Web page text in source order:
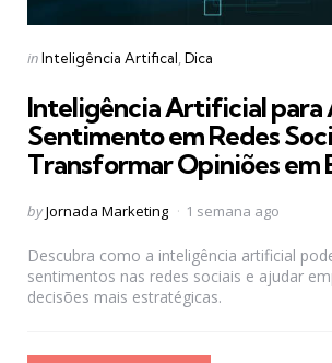
Categories
Posted
inInteligência Artifical Dica
Inteligência Artificial para
Sentimento em Redes
Transformar Opiniões em
Posted
byJornada Marketing 1 semana ago
Descubra como a inteligência artificial
sentimentos nas redes sociais e ajudar
decisões mais estratégicas.